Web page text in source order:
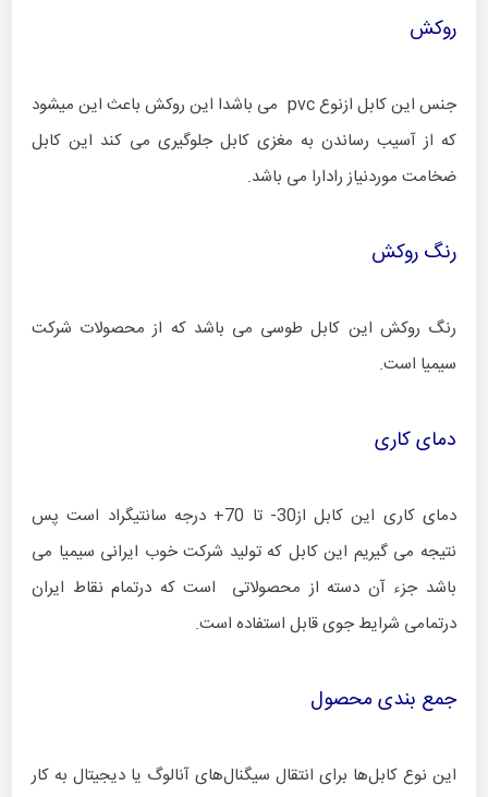
روکش
جنس این کابل ازنوع pvc می باشدا این روکش باعث این میشود
که از آسیب رساندن به مغزی کابل جلوگیری می کند این کابل
ضخامت موردنیاز رادارا می باشد.
رنگ روکش
رنگ روکش این کابل طوسی می باشد که از محصولات شرکت
سیمیا است.
دمای کاری
دمای کاری این کابل از30- تا 70+ درجه سانتیگراد است پس
نتیجه می گیریم این کابل که تولید شرکت خوب ایرانی سیمیا می
باشد جزء آن دسته از محصولاتی است که درتمام نقاط ایران
درتمامی شرایط جوی قابل استفاده است.
جمع بندی محصول
این نوع کابل‌ها برای انتقال سیگنال‌های آنالوگ یا دیجیتال به کار